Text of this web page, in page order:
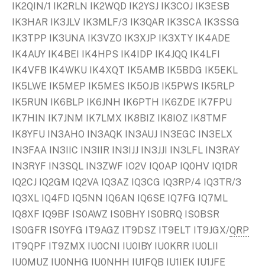
IK2QIN/1 IK2RLN IK2WQD IK2YSJ IK3COJ IK3ESB
IK3HAR IK3JLV IK3MLF/3 IK3QAR IK3SCA IK3SSG
IK3TPP IK3UNA IK3VZO IK3XJP IK3XTY IK4ADE
IK4AUY IK4BEI IK4HPS IK4IDP IK4JQQ IK4LFI
IK4VFB IK4WKU IK4XQT IK5AMB IK5BDG IK5EKL
IK5LWE IK5MEP IK5MES IK5OJB IK5PWS IK5RLP
IK5RUN IK6BLP IK6JNH IK6PTH IK6ZDE IK7FPU
IK7HIN IK7JNM IK7LMX IK8BIZ IK8IOZ IK8TMF
IK8YFU IN3AHO IN3AQK IN3AUJ IN3EGC IN3ELX
IN3FAA IN3IIC IN3IIR IN3IJJ IN3JJI IN3LFL IN3RAY
IN3RYF IN3SQL IN3ZWF IO2V IQ0AP IQ0HV IQ1DR
IQ2CJ IQ2GM IQ2VA IQ3AZ IQ3CG IQ3RP/4 IQ3TR/3
IQ3XL IQ4FD IQ5NN IQ6AN IQ6SE IQ7FG IQ7ML
IQ8XF IQ9BF IS0AWZ IS0BHY IS0BRQ IS0BSR
IS0GFR IS0YFG IT9AGZ IT9DSZ IT9ELT IT9JGX/QRP
IT9QPF IT9ZMX IU0CNI IU0IBY IU0KRR IU0LII
IU0MUZ IU0NHG IU0NHH IU1FQB IU1IEK IU1JFE